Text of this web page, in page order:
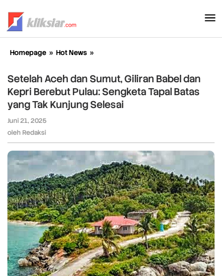
konten
Homepage » Hot News »
Sumut,
Giliran
Babel
Pulau:
Sengketa
Tapal
Batas
yang
Tak
Kunjung
Selesai
Setelah Aceh dan Sumut, Giliran Babel dan
Kepri Berebut Pulau: Sengketa Tapal Batas
yang Tak Kunjung Selesai
Juni 21, 2025
oleh Redaksi